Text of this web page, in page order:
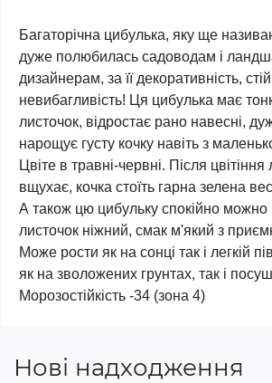
Багаторічна цибулька, яку ще
дуже полюбилась садоводам і
дизайнерам, за її декоративність,
невибагливість! Ця цибулька має
листочок, відростає рано навесні,
нарощує густу кочку навіть з
Цвіте в травні-червні. Після
вщухає, кочка стоїть гарна зелена
А також цю цибульку спокійно можно
листочок ніжний, смак м'який з
Може рости як на сонці так і легкій
як на зволожених грунтах, так і
Морозостійкість -34 (зона 4)
Нові надходження